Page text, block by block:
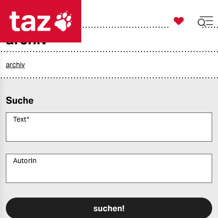
politik
gesellschaft
sport

taz zahl ich
archiv
archiv
Suche
Text*
AutorIn